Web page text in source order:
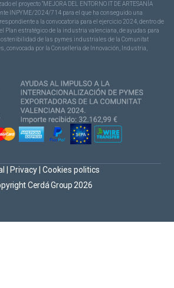
el proyecto “MEJORA DEL ENTORNO IT DE ARTESANÍA
INPYME/2024/714 para el que ha conseguido una
a la convocatoria para el ejercicio 2024, dentro de
Plan estratégico de la industria valenciana, de ayudas para
de las pymes industriales de la Comunitat
convocada por la Conselleria de Innovación, Industria,
Cerdá Group 2026
Privacy Cookies politics